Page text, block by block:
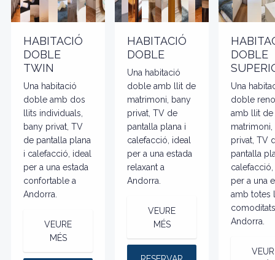
HABITACIÓ
DOBLE
TWIN
Una habitació
doble amb dos
llits individuals,
bany privat, TV
de pantalla plana
i calefacció, ideal
per a una estada
confortable a
Andorra.
VEURE
MÉS
HABITACIÓ
DOBLE
Una habitació
doble amb llit de
matrimoni, bany
privat, TV de
pantalla plana i
calefacció, ideal
per a una estada
relaxant a
Andorra.
VEURE
MÉS
DOBLE
Una
doble
amb llit de
matrimoni,
privat, TV
pantalla
per a una
amb totes
Andorra.